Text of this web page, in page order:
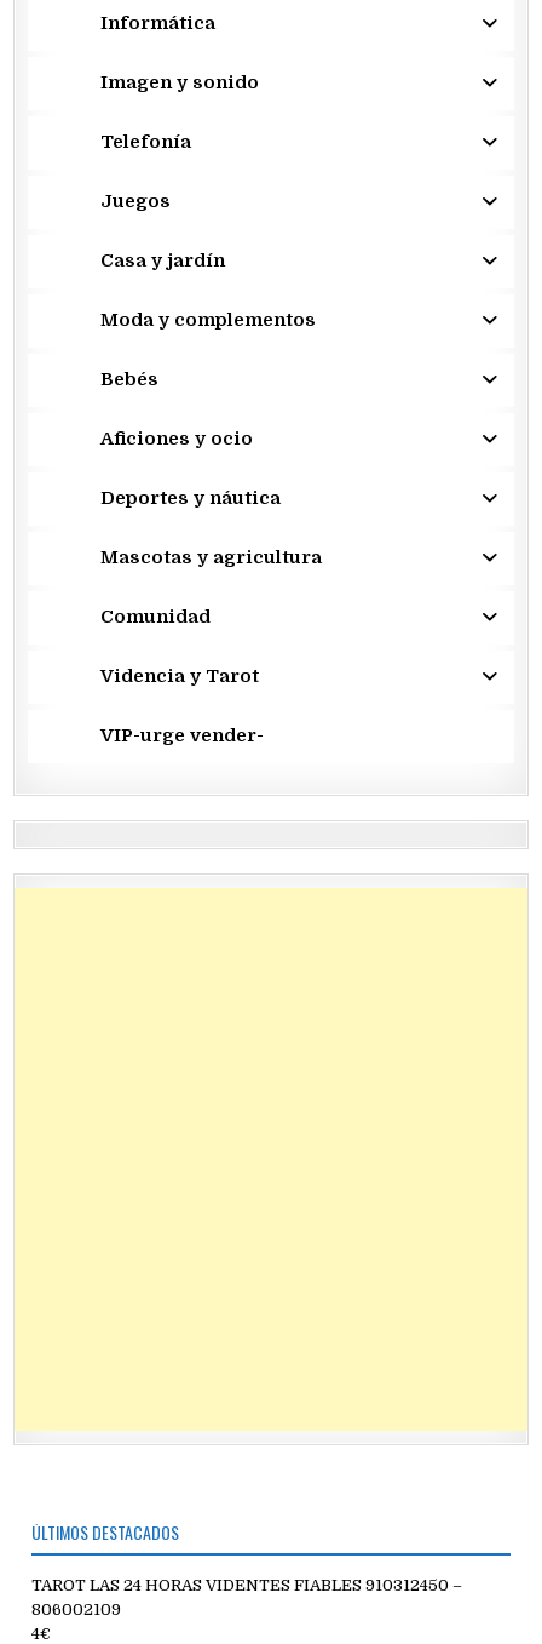
Informática
Imagen y sonido
Telefonía
Juegos
Casa y jardín
Moda y complementos
Bebés
Aficiones y ocio
Deportes y náutica
Mascotas y agricultura
Comunidad
Videncia y Tarot
VIP-urge vender-
ÚLTIMOS DESTACADOS
TAROT LAS 24 HORAS VIDENTES FIABLES 910312450 –
806002109
4€